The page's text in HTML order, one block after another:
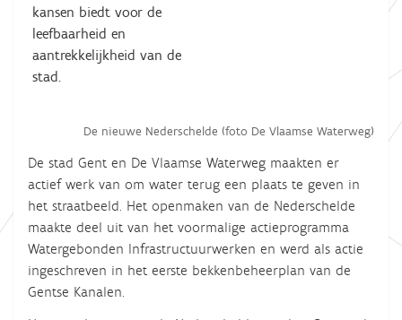
kansen biedt voor de
leefbaarheid en
aantrekkelijkheid van de
stad.
De nieuwe Nederschelde (foto De Vlaamse Waterweg)
De stad Gent en De Vlaamse Waterweg maakten er
actief werk van om water terug een plaats te geven in
het straatbeeld. Het openmaken van de Nederschelde
maakte deel uit van het voormalige actieprogramma
Watergebonden Infrastructuurwerken en werd als actie
ingeschreven in het eerste bekkenbeheerplan van de
Gentse Kanalen.